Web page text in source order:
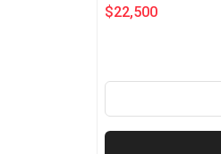
$22,500